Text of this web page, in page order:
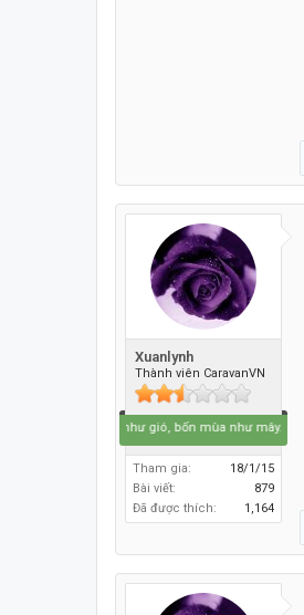
Xuanlynh
Thành viên CaravanVN
Bốn mùa như gió, bốn mùa như mây...
Tham gia:
18/1/15
Bài viết:
879
Đã được thích:
1,164